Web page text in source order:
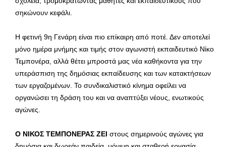
σηκώνουν κεφάλι.
Η φετινή 9η Γενάρη είναι πιο επίκαιρη από ποτέ. Δεν αποτελεί
μόνο ημέρα μνήμης και τιμής στον αγωνιστή εκπαιδευτικό Νίκο
Τεμπονέρα, αλλά θέτει μπροστά μας νέα καθήκοντα για την
υπεράσπιση της δημόσιας εκπαίδευσης και των κατακτήσεων
των εργαζομένων. Το συνδικαλιστικό κίνημα οφείλει να
οργανώσει τη δράση του και να αναπτύξει νέους, ενωτικούς
αγώνες.
Ο ΝΙΚΟΣ ΤΕΜΠΟΝΕΡΑΣ ΖΕΙ στους σημερινούς αγώνες για